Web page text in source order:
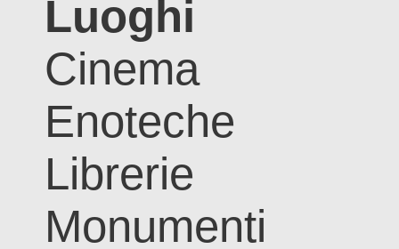
Luoghi
Cinema
Enoteche
Librerie
Monumenti